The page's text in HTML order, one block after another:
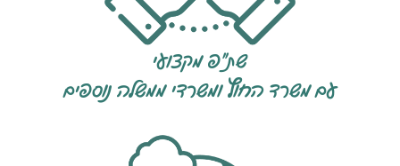
שת"פ מקצועי
עם משרד החוץ ומשרדי ממשלה נוספים